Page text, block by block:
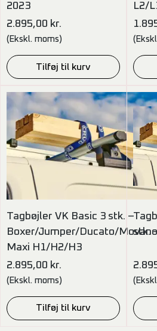
2023
2.895,00 kr.
(Ekskl. moms)
Tilføj til kurv
L2/
Tagbøjler VK Basic 3 stk. –
Boxer/Jumper/Ducato/
Maxi H1/H2/H3
2.895,00 kr.
(Ekskl. moms)
Tilføj til kurv
stk.